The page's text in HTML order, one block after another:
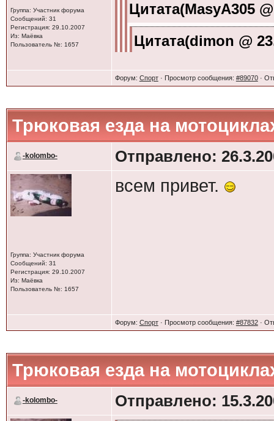
Группа: Участник форума
Сообщений: 31
Регистрация: 29.10.2007
Из: Маёвка
Пользователь №: 1657
Цитата(MasyA305
Цитата(dimon @
Прикольный
о так это как у
А при чём тут
менее 600
что лучше ездеть
Форум: Спорт· Просмотр сообщения: #89070·
Трюковая езда на
-kolombo- Отправлено:
Группа: Участник форума
Сообщений: 31
Регистрация: 29.10.2007
Из: Маёвка
Пользователь №: 1657
всем привет.
Форум: Спорт· Просмотр сообщения: #87832·
Трюковая езда на
-kolombo- Отправлено: